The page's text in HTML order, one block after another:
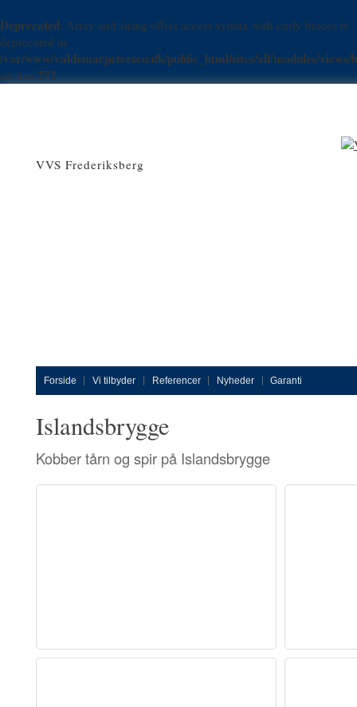
Deprecated: Array and string offset access syntax with curly braces is
deprecated in
/var/www/valdemarpetersen.dk/public_html/sites/all/modules/
on line272
VVS Frederiksberg
Forside Vi tilbyder Referencer Nyheder Garanti
Islandsbrygge
Kobber tårn og spir på Islandsbrygge